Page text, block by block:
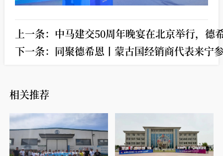
上一条： 中马建交50周年晚宴在北京举行，德
下一条： 同聚德希恩丨蒙古国经销商代表来宁
相关推荐